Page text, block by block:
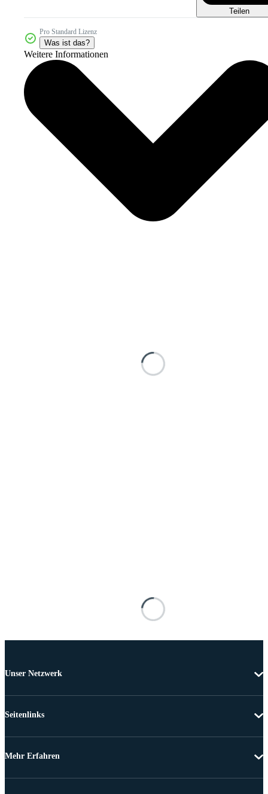
Teilen
Pro Standard Lizenz
Was ist das?
Weitere Informationen
Unser Netzwerk
Seitenlinks
Mehr Erfahren